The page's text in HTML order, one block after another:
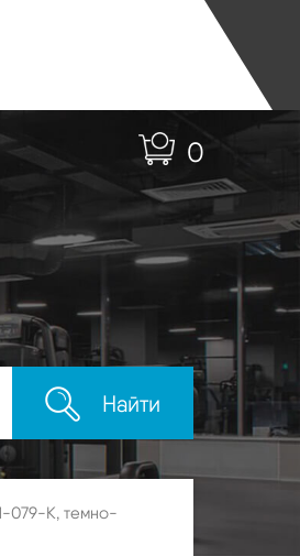
0
Найти
079-K, темно-